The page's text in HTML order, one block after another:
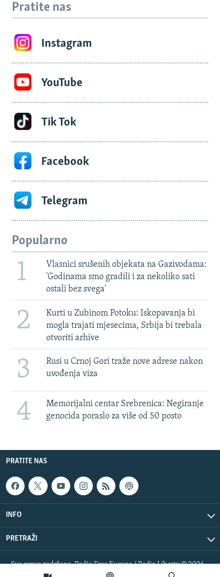
Pratite nas
Instagram
YouTube
Tik Tok
Facebook
Telegram
Popularno
1
Vlasnici srušenih objekata na Gazivodama:
'Godinama smo gradili i za nekoliko sati
ostali bez svega'
2
Kurti u Zubinom Potoku: Iskopavanja bi
mogla trajati mjesecima, Srbija bi trebala
otvoriti arhive
3
Rusi u Crnoj Gori traže nove adrese nakon
uvođenja viza
4
Memorijalni centar Srebrenica: Negiranje
genocida poraslo za više od 50 posto
PRATITE NAS
INFO
PRETRAŽI
Sva prava zadržana. Radio Free Europe / Radio Liberty © 2026
RFE/RL, Inc.